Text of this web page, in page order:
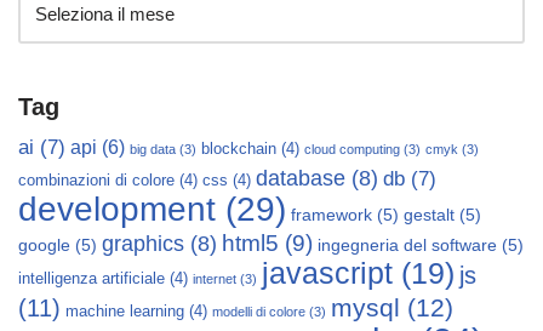
Tag
ai (7) api (6) big data (3) blockchain (4) cloud computing (3) cmyk (3)
combinazioni di colore (4) css (4) database (8) db (7)
development (29) framework (5) gestalt (5)
google (5) graphics (8) html5 (9) ingegneria del software (5)
intelligenza artificiale (4) internet (3) javascript (19) js
(11) machine learning (4) modelli di colore (3) mysql (12)